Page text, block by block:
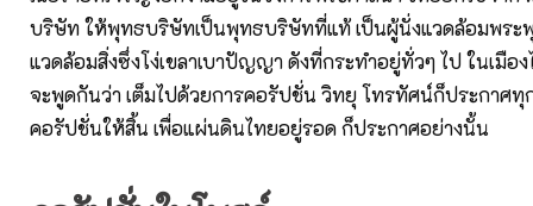
บริษัท ให้พุทธบริษัทเป็นพุทธบริษัทที่แท้ เป็นผู้นั่งแวดล้อมพระพุ
แวดล้อมสิ่งซึ่งโง่เขลาเบาปัญญา ดังที่กระทำอยู่ทั่วๆ ไป ในเมือง
จะพูดกันว่า เต็มไปด้วยการคอรัปชั่น วิทยุ โทรทัศน์ก็ประกาศ
คอรัปชั่นให้สิ้น เพื่อแผ่นดินไทยอยู่รอด ก็ประกาศอย่างนั้น